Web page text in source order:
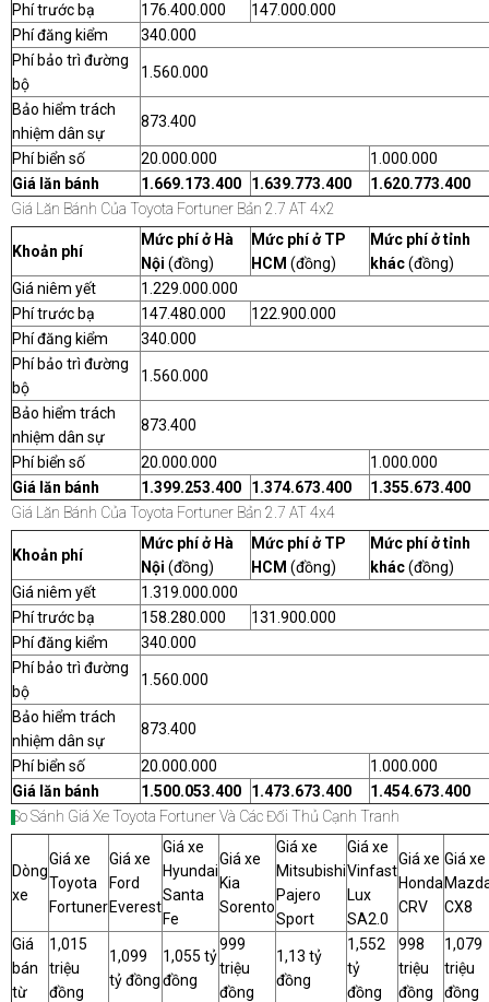
Phí trước bạ 176.400.000
147.000.000
Phí đăng kiểm
340.000
Phí bảo trì đường
bộ
1.560.000
Bảo hiểm trách
nhiệm dân sự
873.400
Phí biển số 20.000.000
1.000.000
Giá lăn bánh
1.669.173.400 1.639.773.400
1.620.773.400
Giá Lăn Bánh Của Toyota Fortuner Bản 2.7 AT 4x2
Khoản phí
Mức phí ở Hà
Nội (đồng)
Mức phí ở TP
HCM (đồng)
Mức phí ở tỉnh
khác(đồng)
Giá niêm yết
1.229.000.000
Phí trước bạ
147.480.000
122.900.000
Phí đăng kiểm
340.000
Phí bảo trì đường
bộ
1.560.000
Bảo hiểm trách
nhiệm dân sự
873.400
Phí biển số 20.000.000
1.000.000
Giá lăn bánh
1.399.253.400 1.374.673.400
1.355.673.400
Giá Lăn Bánh Của Toyota Fortuner Bản 2.7 AT 4x4
Khoản phí
Mức phí ở Hà
Nội (đồng)
Mức phí ở TP
HCM (đồng)
Mức phí ở tỉnh
khác(đồng)
Giá niêm yết
1.319.000.000
Phí trước bạ
158.280.000
131.900.000
Phí đăng kiểm
340.000
Phí bảo trì đường
bộ
1.560.000
Bảo hiểm trách
nhiệm dân sự
873.400
Phí biển số 20.000.000
1.000.000
Giá lăn bánh
1.500.053.400 1.473.673.400
1.454.673.400
So Sánh Giá Xe Toyota Fortuner Và Các Đối Thủ Cạnh Tranh
Dòng
xe
Giá xe
Toyota
Fortuner
Giá xe
Ford
Everest
Giá xe
Hyundai
Santa
Fe
Giá xe
Kia
Sorento
Giá xe
Mitsubishi
Pajero
Sport
Giá xe
Vinfast
Lux
SA2.0
Giá xe
Honda
CRV
Giá xe
CX8
Giá
bán
từ
1,015
triệu
đồng
1,099
tỷ đồng
1,055 tỷ
đồng
999
triệu
đồng
1,13 tỷ
đồng
1,552
tỷ
đồng
998
triệu
đồng
1,079
triệu
đồng